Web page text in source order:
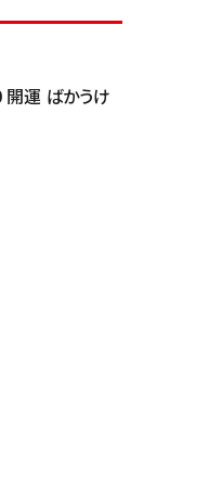
開運 ばかうけ